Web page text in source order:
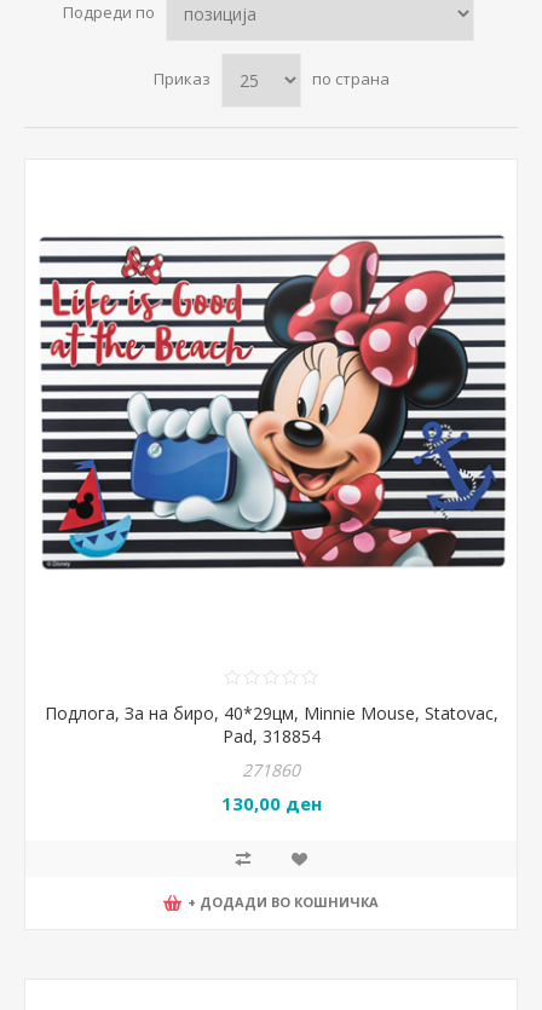
Подреди по
Приказ по страна
Подлога, За на биро, 40*29цм, Minnie Mouse, Statovac,
Pad, 318854
271860
130,00 ден
+ ДОДАДИ ВО КОШНИЧКА